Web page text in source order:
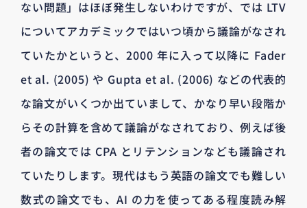
ない問題」はほぼ発生しないわけですが、では LTV
についてアカデミックではいつ頃から議論がなされ
ていたかというと、2000 年に入って以降に Fader
et al. (2005) や Gupta et al. (2006) などの代表的
な論文がいくつか出ていまして、かなり早い段階か
らその計算を含めて議論がなされており、例えば後
者の論文では CPA とリテンションなども議論され
ていたりします。現代はもう英語の論文でも難しい
数式の論文でも、AI の力を使ってある程度読み解